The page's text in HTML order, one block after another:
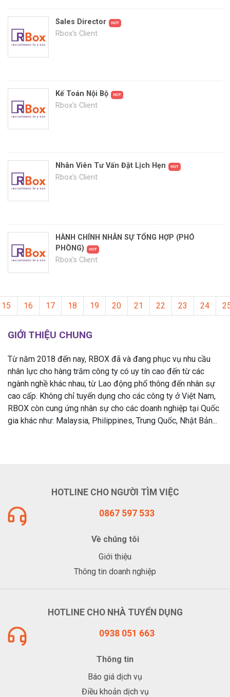
Sales Director HOT
Rbox's Client
Kế Toán Nội Bộ HOT
Rbox's Client
Nhân Viên Tư Vấn Đặt Lịch Hẹn HOT
Rbox's Client
HÀNH CHÍNH NHÂN SỰ TỔNG HỢP (PHÓ
PHÒNG)
HOT
Rbox's Client
15 16 17 18 19 20 21 22 23 24
GIỚI THIỆU CHUNG
Từ năm 2018 đến nay, RBOX đã và đang phục vụ nhu cầu
nhân lực cho hàng trăm công ty có uy tín cao đến từ các
ngành nghề khác nhau, từ Lao động phổ thông đến nhân sự
cao cấp. Không chỉ tuyển dụng cho các công ty ở Việt Nam,
RBOX còn cung ứng nhân sự cho các doanh nghiệp tại Quốc
gia khác như: Malaysia, Philippines, Trung Quốc, Nhật Bản...
HOTLINE CHO NGƯỜI TÌM VIỆC
0867 597 533
Về chúng tôi
Giới thiệu
Thông tin doanh nghiệp
HOTLINE CHO NHÀ TUYỂN DỤNG
0938 051 663
Thông tin
Báo giá dịch vụ
Điều khoản dịch vụ